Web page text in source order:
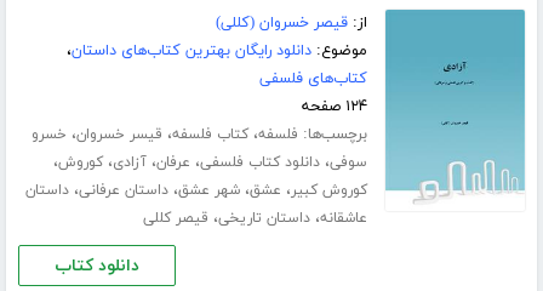
از:قیصر خسروان (کللی)
موضوع:دانلود رایگان بهترین کتاب‌های داستان،
کتاب‌های فلسفی
۱۲۴ صفحه
برچسب‌ها: فلسفه،کتاب فلسفه، قیسر خسروان، خسرو
سوفی،دانلود کتاب فلسفی، عرفان،آزادی،کوروش،
کوروش کبیر، عشق،شهر عشق،داستان عرفانی،داستان
عاشقانه،داستان تاریخی، قیصر کللی
دانلود کتاب